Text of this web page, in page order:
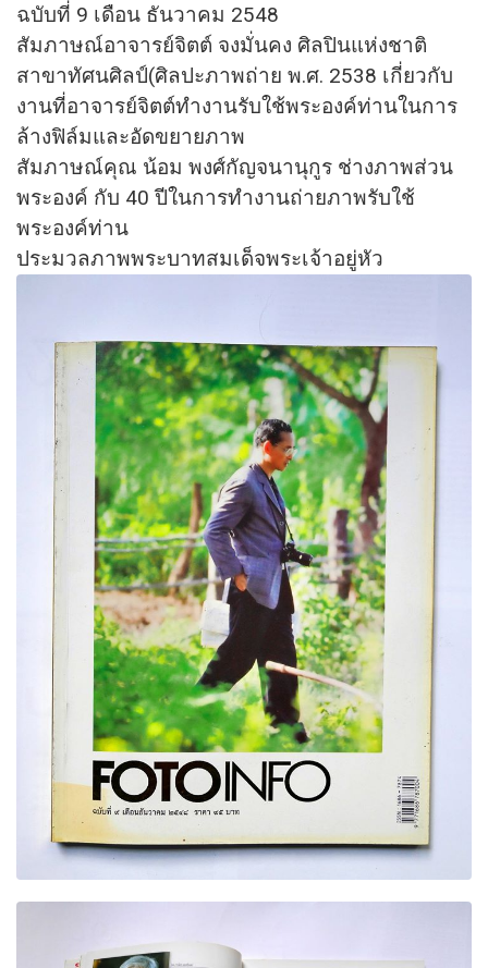
ฉบับที่ 9 เดือน ธันวาคม 2548
สัมภาษณ์อาจารย์จิตต์ จงมั่นคง ศิลปินแห่งชาติ
สาขาทัศนศิลป์(ศิลปะภาพถ่าย พ.ศ. 2538 เกี่ยวกับ
งานที่อาจารย์จิตต์ทำงานรับใช้พระองค์ท่านในการ
ล้างฟิล์มและอัดขยายภาพ
สัมภาษณ์คุณ น้อม พงศ์กัญจนานุกูร ช่างภาพส่วน
พระองค์ กับ 40 ปีในการทำงานถ่ายภาพรับใช้
พระองค์ท่าน
ประมวลภาพพระบาทสมเด็จพระเจ้าอยู่หัว